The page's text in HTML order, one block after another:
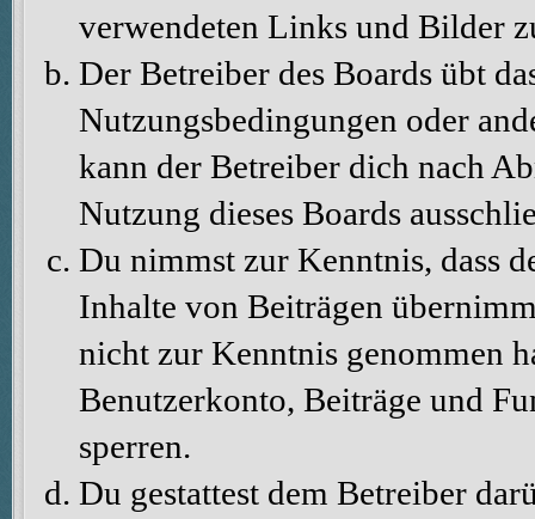
verwendeten Links und Bilder
Der Betreiber des Boards übt
Nutzungsbedingungen oder
kann der Betreiber dich nach
Nutzung dieses Boards
Du nimmst zur Kenntnis, dass
Inhalte von Beiträgen
nicht zur Kenntnis genommen
Benutzerkonto, Beiträge und
sperren.
Du gestattest dem Betreiber